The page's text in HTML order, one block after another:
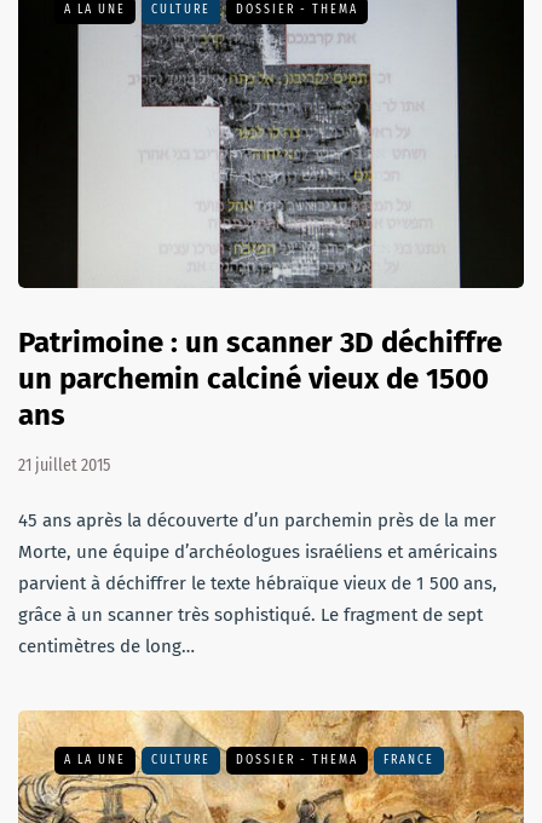
A LA UNE CULTURE DOSSIER - THEMA
Patrimoine : un scanner 3D déchiffre
un parchemin calciné vieux de 1500
ans
21 juillet 2015
45 ans après la découverte d’un parchemin près de la mer
Morte, une équipe d’archéologues israéliens et américains
parvient à déchiffrer le texte hébraïque vieux de 1 500 ans,
grâce à un scanner très sophistiqué. Le fragment de sept
centimètres de long…
A LA UNE CULTURE DOSSIER - THEMA FRANCE